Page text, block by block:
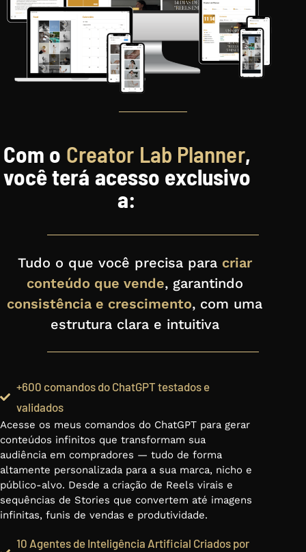
Com o Creator Lab Planner,
você terá acesso exclusivo
a:
Tudo o que você precisa para criar
conteúdo que vende, garantindo
consistência e crescimento, com uma
estrutura clara e intuitiva
+600 comandos do ChatGPT testados e
validados
Acesse os meus comandos do ChatGPT para gerar
conteúdos infinitos que transformam sua
audiência em compradores — tudo de forma
altamente personalizada para a sua marca, nicho e
público-alvo. Desde a criação de Reels virais e
sequências de Stories que convertem até imagens
infinitas, funis de vendas e produtividade.
10 Agentes de Inteligência Artificial Criados por